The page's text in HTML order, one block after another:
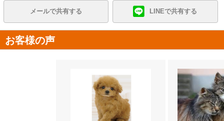
メールで共有する LINEで共有する
お客様の声